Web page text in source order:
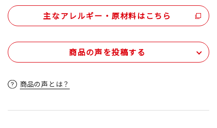
主なアレルギー・原材料はこちら
商品の声を投稿する
商品の声とは？